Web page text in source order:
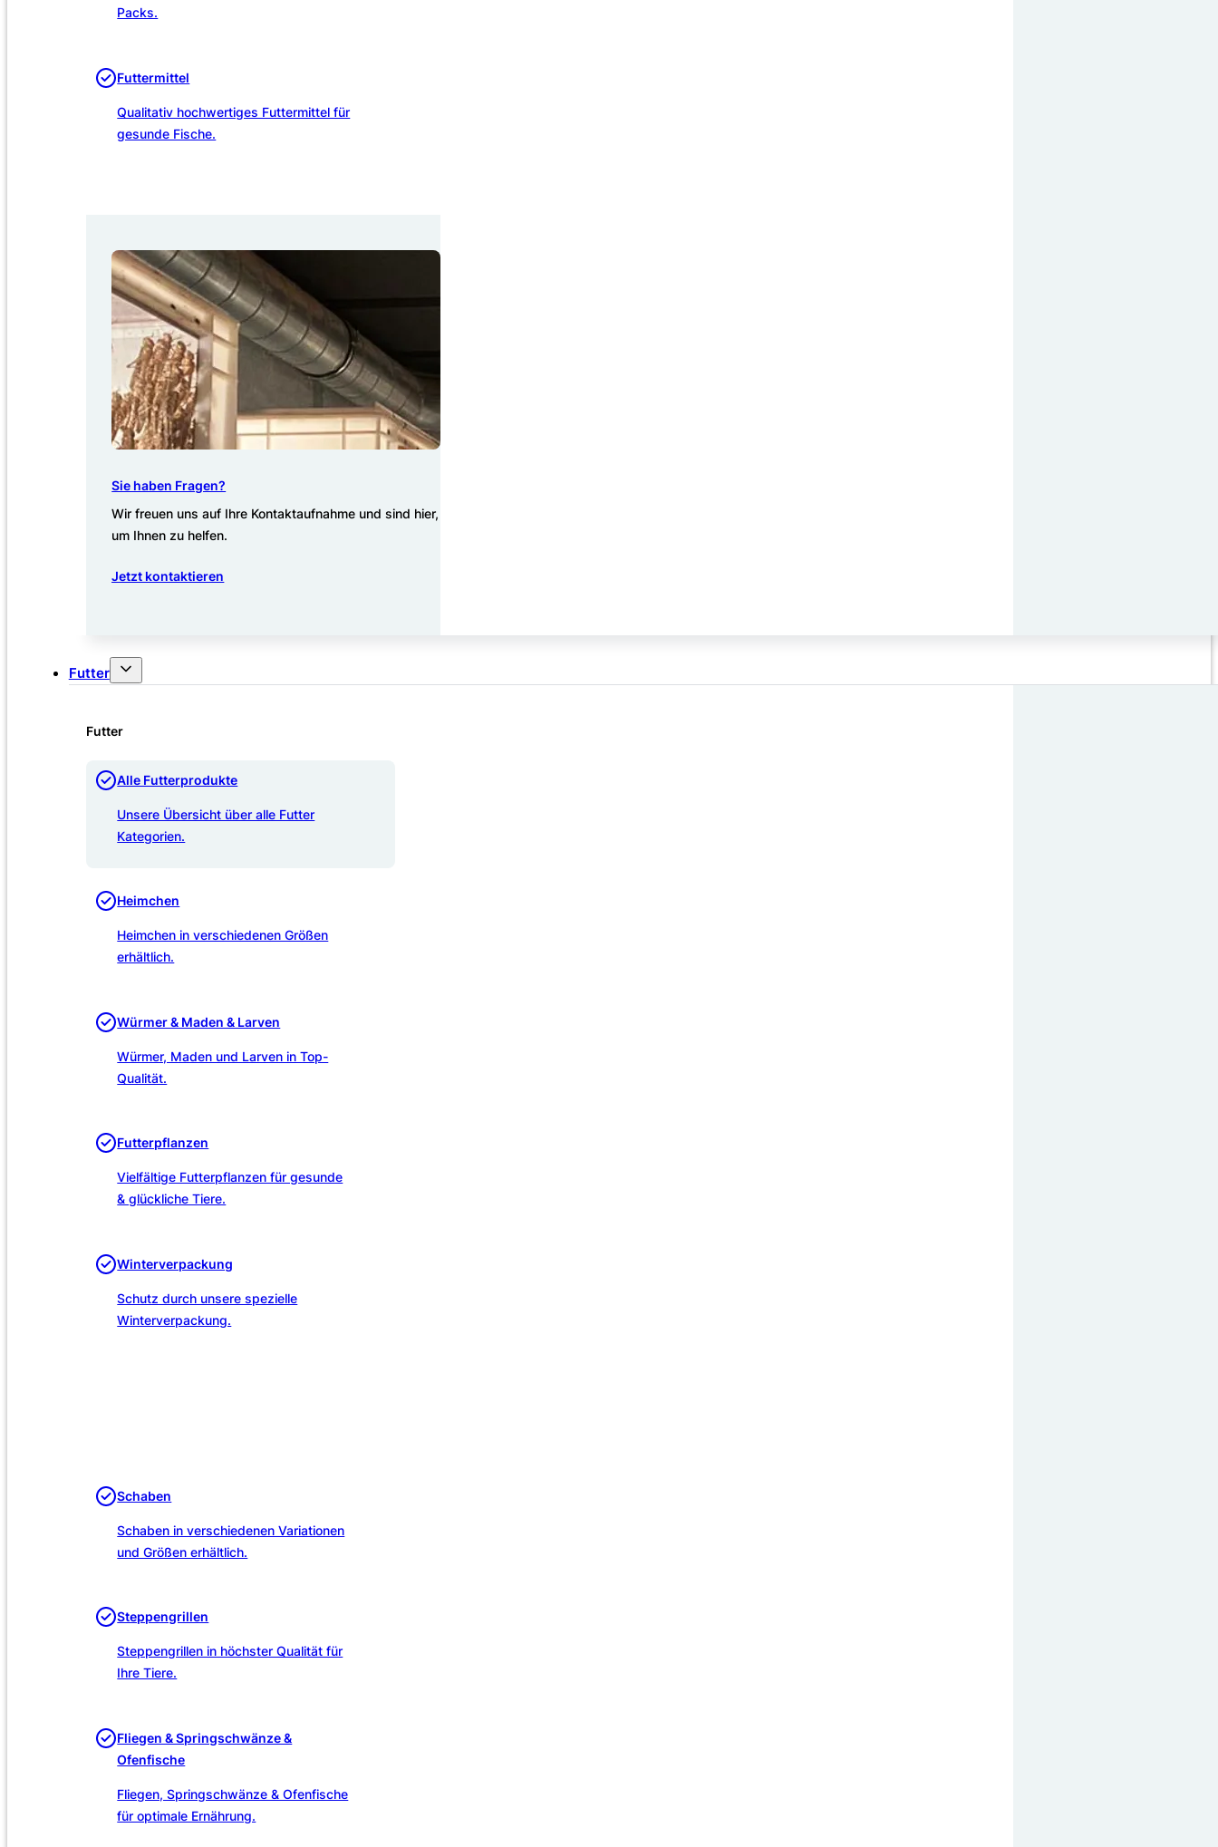
Packs.
Futtermittel
Qualitativ hochwertiges Futtermittel für
gesunde Fische.
Sie haben Fragen?
Wir freuen uns auf Ihre Kontaktaufnahme und sind hier,
um Ihnen zu helfen.
Jetzt kontaktieren
Futter
Futter
Alle Futterprodukte
Unsere Übersicht über alle Futter
Kategorien.
Heimchen
Heimchen in verschiedenen Größen
erhältlich.
Würmer & Maden & Larven
Würmer, Maden und Larven in Top-
Qualität.
Futterpflanzen
Vielfältige Futterpflanzen für gesunde
& glückliche Tiere.
Winterverpackung
Schutz durch unsere spezielle
Winterverpackung.
Schaben
Schaben in verschiedenen Variationen
und Größen erhältlich.
Steppengrillen
Steppengrillen in höchster Qualität für
Ihre Tiere.
Fliegen & Springschwänze &
Ofenfische
Fliegen, Springschwänze & Ofenfische
für optimale Ernährung.